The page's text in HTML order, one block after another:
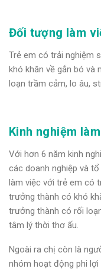
Đối tượng làm
Trẻ em có trải nghiệm
khó khăn về gắn bó và
loạn trầm cảm, lo âu,
Kinh nghiệm
Với hơn 6 năm kinh
các doanh nghiệp và
làm việc với trẻ em có
trưởng thành có khó
trưởng thành có rối
tâm lý thời thơ ấu.
Ngoài ra chị còn là
nhóm hoạt động phi